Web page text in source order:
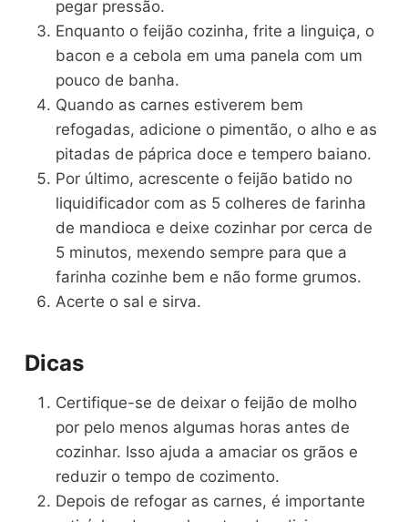
pegar pressão.
Enquanto o feijão cozinha, frite a linguiça, o
bacon e a cebola em uma panela com um
pouco de banha.
Quando as carnes estiverem bem
refogadas, adicione o pimentão, o alho e as
pitadas de páprica doce e tempero baiano.
Por último, acrescente o feijão batido no
liquidificador com as 5 colheres de farinha
de mandioca e deixe cozinhar por cerca de
5 minutos, mexendo sempre para que a
farinha cozinhe bem e não forme grumos.
Acerte o sal e sirva.
Dicas
Certifique-se de deixar o feijão de molho
por pelo menos algumas horas antes de
cozinhar. Isso ajuda a amaciar os grãos e
reduzir o tempo de cozimento.
Depois de refogar as carnes, é importante